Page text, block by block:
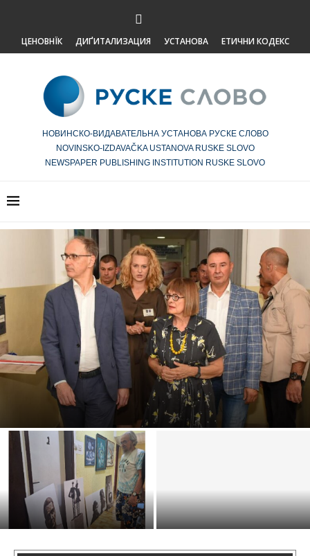
ЦЕНОВНЇК ДИҐИТАЛИЗАЦИЯ УСТАНОВА ЕТИЧНИ КОДЕКС
НОВИНСКО-ВИДАВАТЕЛЬНА УСТАНОВА РУСКЕ СЛОВО
NOVINSKO-IZDAVAČKA USTANOVA RUSKE SLOVO
NEWSPAPER PUBLISHING INSTITUTION RUSKE SLOVO
ПРЕМИЄР МАЦУТ НАЩИВЕЛ ДОМ ЗДРАВЯ У ШИДЗЕ
УМЕТНЇК СИЛВЕСТЕР МАКАЇ РИХТА
САМОСТОЙНУ ВИСТАВУ
НЄШКА ПОЧИНА СТРЕТНУЦЕ
МЛАДИХ